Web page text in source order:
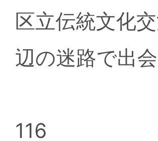
区立伝統文化
辺の迷路で出
116